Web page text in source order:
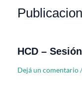
HCD –
Dejá un comentario/